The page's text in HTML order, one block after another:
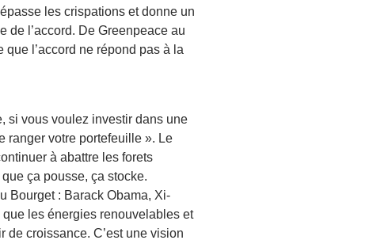
les crispations et donne un
de l’accord. De Greenpeace au
l’accord ne répond pas à la
si vous voulez investir dans une
ranger votre portefeuille ». Le
à abattre les forets
ça pousse, ça stocke.
Bourget : Barack Obama, Xi-
les énergies renouvelables et
de croissance. C’est une vision